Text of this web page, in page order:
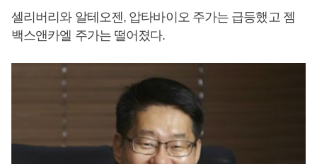
셀리버리와 알테오젠, 압타바이오 주가는 급등했고 젬
백스앤카엘 주가는 떨어졌다.